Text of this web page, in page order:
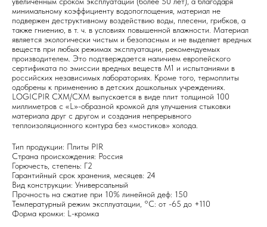
минимальному коэффициенту водопоглощения, материал не
подвержен деструктивному воздействию воды, плесени, грибков, а
также гниению, в т. ч. в условиях повышенной влажности. Материал
является экологически чистым и безопасным и не выделяет вредных
веществ при любых режимах эксплуатации, рекомендуемых
производителем. Это подтверждается наличием европейского
сертификата по эмиссии вредных веществ М1 и испытаниями в
российских независимых лабораториях. Кроме того, термоплиты
одобрены к применению в детских дошкольных учреждениях.
LOGICPIR СХМ/СХМ выпускается в виде плит толщиной 100
миллиметров с «L»-образной кромкой для улучшения стыковки
материала друг с другом и создания непрерывного
теплоизоляционного контура без «мостиков» холода.
Тип продукции: Плиты PIR
Страна происхождения: Россия
Горючесть, степень: Г2
Гарантийный срок хранения, месяцев: 24
Вид конструкции: Универсальный
Прочность на сжатие при 10% линейной деф: 150
Температурный режим эксплуатации, °C: от -65 до +110
Форма кромки: L-кромка